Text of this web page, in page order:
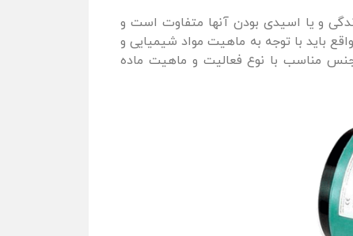
و یا اسیدی بودن آنها متفاوت است و
باید با توجه به ماهیت مواد شیمیایی و
مناسب با نوع فعالیت و ماهیت ماده